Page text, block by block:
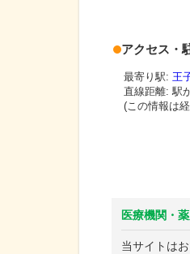
アクセス・
最寄り駅: 王
直線距離: 駅
(この情報は
医療機関・
当サイトは